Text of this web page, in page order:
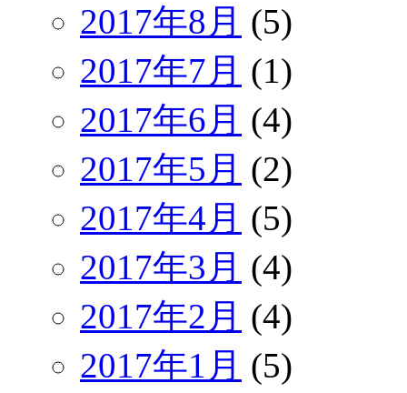
2017年8月 (5)
2017年7月 (1)
2017年6月 (4)
2017年5月 (2)
2017年4月 (5)
2017年3月 (4)
2017年2月 (4)
2017年1月 (5)